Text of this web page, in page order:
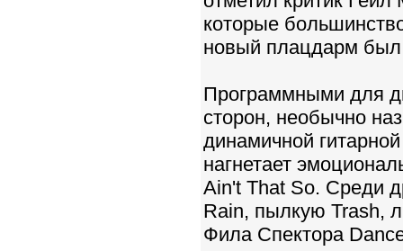
которые
новый плацдарм
Программными для
сторон, необычно
динамичной
нагнетает
Ain't That So. Среди
Rain, пылкую Trash,
Фила Спектора